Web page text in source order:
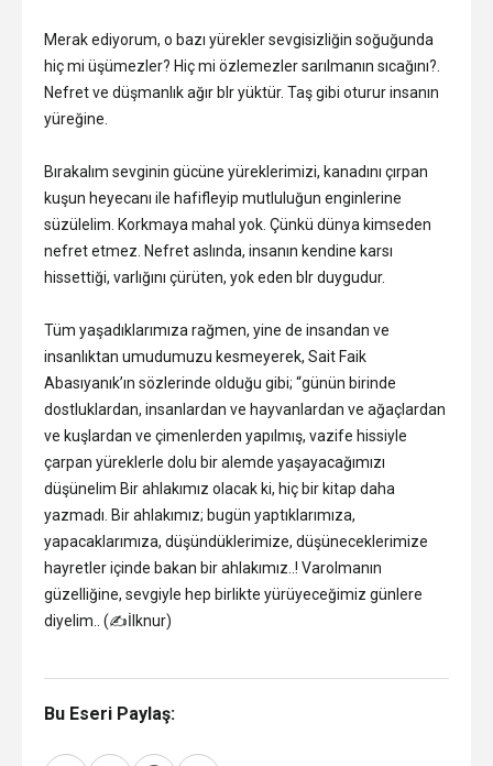
Merak ediyorum, o bazı yürekler sevgisizliğin soğuğunda
hiç mi üşümezler? Hiç mi özlemezler sarılmanın sıcağını?.
Nefret ve düşmanlık ağır blr yüktür. Taş gibi oturur insanın
yüreğine.
Bırakalım sevginin gücüne yüreklerimizi, kanadını çırpan
kuşun heyecanı ile hafifleyip mutluluğun enginlerine
süzülelim. Korkmaya mahal yok. Çünkü dünya kimseden
nefret etmez. Nefret aslında, insanın kendine karsı
hissettiği, varlığını çürüten, yok eden blr duygudur.
Tüm yaşadıklarımıza rağmen, yine de insandan ve
insanlıktan umudumuzu kesmeyerek, Sait Faik
Abasıyanık’ın sözlerinde olduğu gibi; “günün birinde
dostluklardan, insanlardan ve hayvanlardan ve ağaçlardan
ve kuşlardan ve çimenlerden yapılmış, vazife hissiyle
çarpan yüreklerle dolu bir alemde yaşayacağımızı
düşünelim Bir ahlakımız olacak ki, hiç bir kitap daha
yazmadı. Bir ahlakımız; bugün yaptıklarımıza,
yapacaklarımıza, düşündüklerimize, düşüneceklerimize
hayretler içinde bakan bir ahlakımız..! Varolmanın
güzelliğine, sevgiyle hep birlikte yürüyeceğimiz günlere
diyelim.. (✍️İlknur)
Bu Eseri Paylaş: